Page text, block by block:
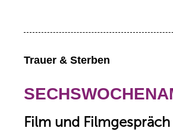
Trauer & Sterben
Film und Filmgespräch